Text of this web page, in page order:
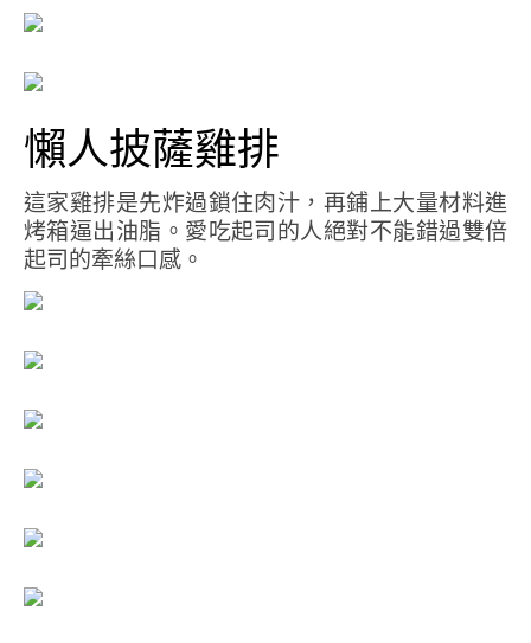
懶人披薩雞排
這家雞排是先炸過鎖住肉汁，再鋪上大量材料進
烤箱逼出油脂。愛吃起司的人絕對不能錯過雙倍
起司的牽絲口感。